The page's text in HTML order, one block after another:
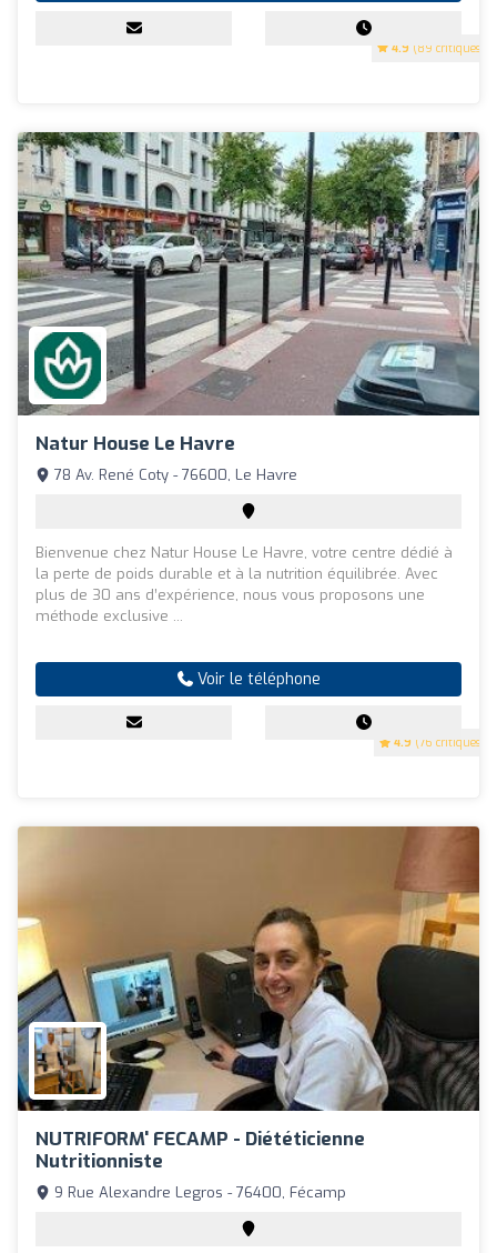
4.9 (89 critiques)
Natur House Le Havre
4.9 (76 critiques)
78 Av. René Coty - 76600, Le Havre
Bienvenue chez Natur House Le Havre, votre centre dédié à
la perte de poids durable et à la nutrition équilibrée. Avec
plus de 30 ans d’expérience, nous vous proposons une
méthode exclusive ...
Voir le téléphone
NUTRIFORM' FECAMP - Diététicienne
Nutritionniste
9 Rue Alexandre Legros - 76400, Fécamp